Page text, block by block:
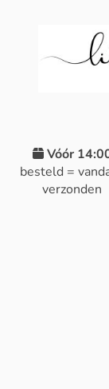
Vóór
besteld =
verzonden